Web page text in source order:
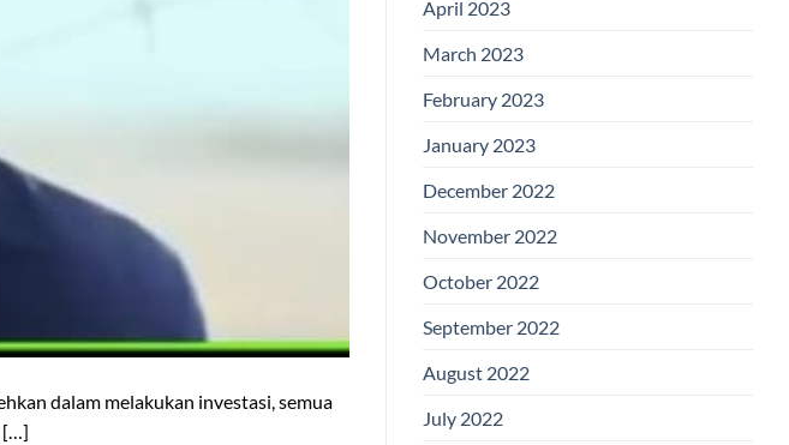
dalam melakukan investasi, semua
[…]
April 2023
March 2023
February 2023
January 2023
December 2022
November 2022
October 2022
September 2022
August 2022
July 2022